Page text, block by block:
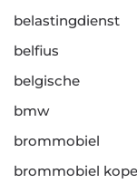
belastingdienst
belfius
belgische
bmw
brommobiel
brommobiel